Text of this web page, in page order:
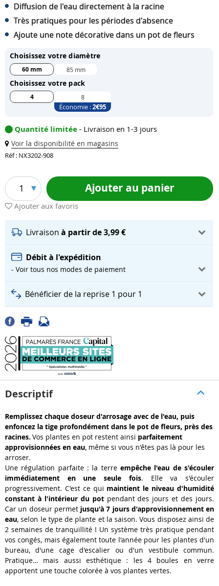
Diffusion de l'eau directement à la racine
Très pratiques pour les périodes d'absence
Ajoute une note décorative dans un pot de fleurs
Choisissez votre diamètre
60 mm 85 mm
Choisissez votre pack
4 8
Économie :2€95
Quantité limitée - Livraison en 1-3 jours
Voir la disponibilité en magasins
Réf : NX3202-908
1 Ajouter au panier
Ajouter aux favoris
Livraison à partir de 3,99 €
Débit à l'expédition
- Voir tous nos modes de paiement
Bénéficier de la reprise 1 pour 1
Descriptif
Remplissez chaque doseur d'arrosage avec de l'eau, puis
enfoncez la tige profondément dans le pot de fleurs, près des
racines. Vos plantes en pot restent ainsi parfaitement
approvisionnées en eau, même si vous n'êtes pas là pour les
arroser.
Une régulation parfaite : la terre empêche l'eau de s'écouler
immédiatement en une seule fois. Elle va s'écouler
progressivement. C'est ce qui maintient le niveau d'humidité
constant à l'intérieur du pot pendant des jours et des jours.
Car un doseur permet jusqu'à 7 jours d'approvisionnement en
eau, selon le type de plante et la saison. Vous disposez ainsi de
2 semaines de tranquillité ! Un système très pratique pendant
vos congés, mais également toute l'année pour les plantes d'un
bureau, d'une cage d'escalier ou d'un vestibule commun.
Pratique… mais aussi esthétique : les 4 boules en verre
apportent une touche colorée à vos plantes vertes.